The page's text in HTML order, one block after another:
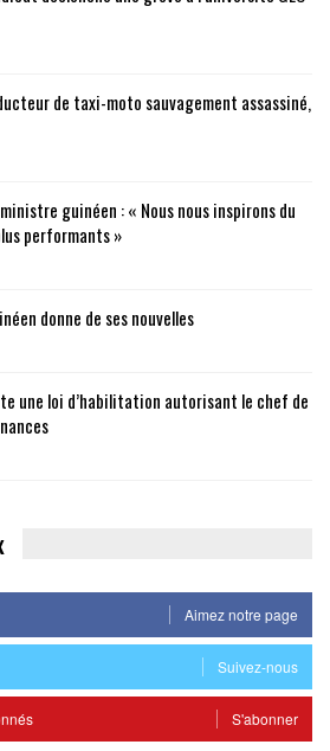
de taxi-moto sauvagement assassiné,
guinéen : « Nous nous inspirons du
performants »
donne de ses nouvelles
une loi d’habilitation autorisant le chef de
Aimez notre page
Suivez-nous
S'abonner